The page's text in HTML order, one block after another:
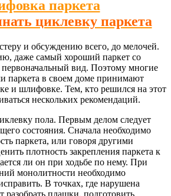
циклевку паркета
и обсуждению всего, до мелочей.
даже самый хороший паркет со
первоначальный вид. Поэтому многие
паркета в своем доме принимают
и шлифовке. Тем, кто решился на этот
нескольких рекомендаций.
пола. Первым делом следует
состояния. Сначала необходимо
паркета, или говоря другими
плотность закрепления паркета к
ли он при ходьбе по нему. При
монолитности необходимо
В точках, где нарушена
разобрать плашки, подготовить